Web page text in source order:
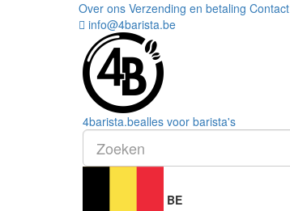
Over ons Verzending en betaling Contact
info@4barista.be
4barista.bealles voor barista's
BE